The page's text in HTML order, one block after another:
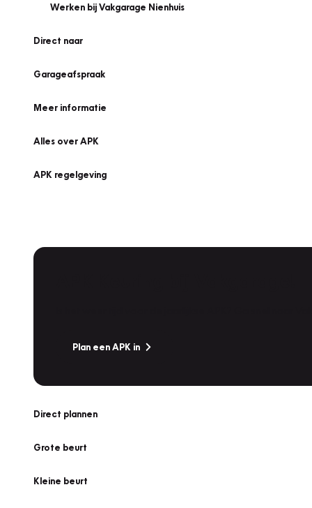
Werken bij Vakgarage Nienhuis
Direct naar
Garageafspraak
Meer informatie
Alles over APK
APK regelgeving
Plan een APK in
Direct plannen
Grote beurt
Kleine beurt